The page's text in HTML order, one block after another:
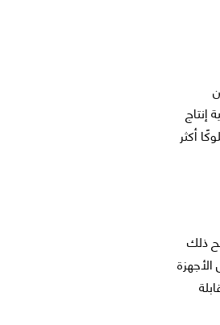
إنتاج
أكثر
ذلك